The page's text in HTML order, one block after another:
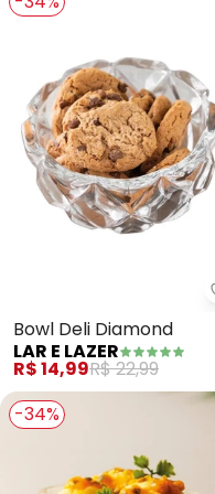
Bowl Deli Diamond
LAR E LAZER
R$ 14,99R$ 22,99
-34%